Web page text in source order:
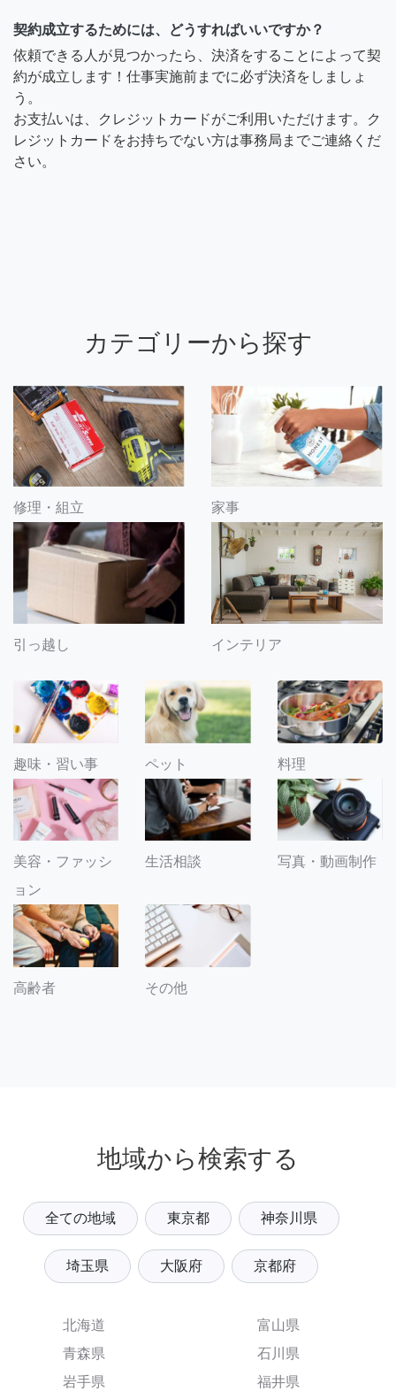
契約成立するためには、どうすればいいですか？
依頼できる人が見つかったら、決済をすることによって契
約が成立します！仕事実施前までに必ず決済をしましょ
う。
お支払いは、クレジットカードがご利用いただけます。ク
レジットカードをお持ちでない方は事務局までご連絡くだ
さい。
カテゴリーから探す
修理・組立 家事
引っ越し インテリア
趣味・習い事 ペット 料理
美容・ファッシ
ョン
生活相談 写真・動画制作
高齢者 その他
地域から検索する
全ての地域 東京都 神奈川県
埼玉県 大阪府 京都府
北海道
青森県
岩手県
富山県
石川県
福井県